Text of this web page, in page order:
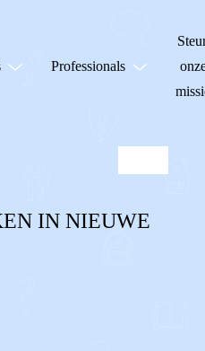
Professionals
IN NIEUWE